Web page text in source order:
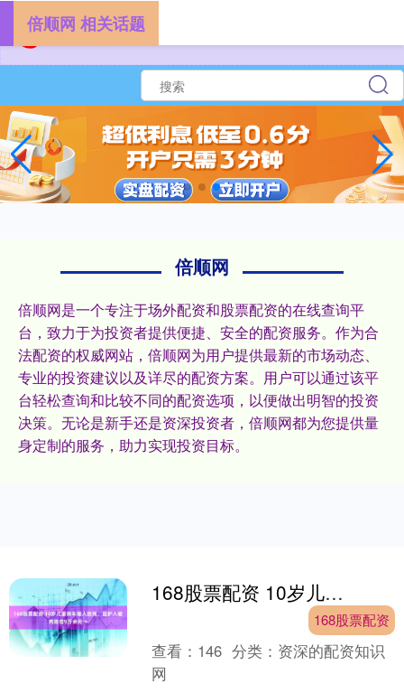
倍顺网
倍顺网是一个专注于场外配资和股票配资的在线查询平
台，致力于为投资者提供便捷、安全的配资服务。作为合
法配资的权威网站，倍顺网为用户提供最新的市场动态、
专业的投资建议以及详尽的配资方案。用户可以通过该平
台轻松查询和比较不同的配资选项，以便做出明智的投资
决策。无论是新手还是资深投资者，倍顺网都为您提供量
身定制的服务，助力实现投资目标。
倍顺网 相关话题
168股票配资 10岁儿童骑车撞人致残，监护人被判赔偿9万余元→
168股票配资
查看： 146 分类： 资深的配资知识
网